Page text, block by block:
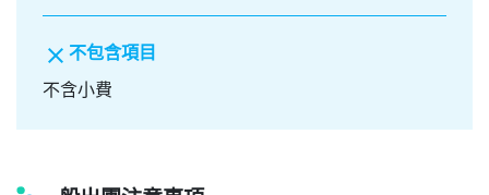
【團費不含】
☆個人因素所產生之消費，如飲料、